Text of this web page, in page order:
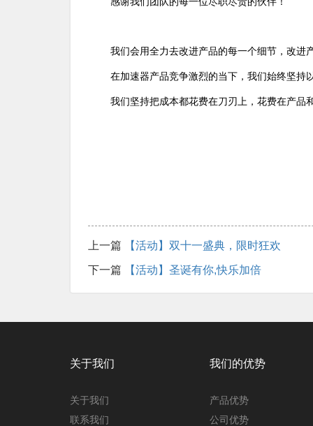
我们会用全力去改进产品的每一个细节，改进
在加速器产品竞争激烈的当下，我们始终坚持
我们坚持把成本都花费在刀刃上，花费在产品
上一篇 【活动】双十一盛典，限时狂欢
下一篇 【活动】圣诞有你,快乐加倍
关于我们
关于我们
联系我们
我们的优势
产品优势
公司优势